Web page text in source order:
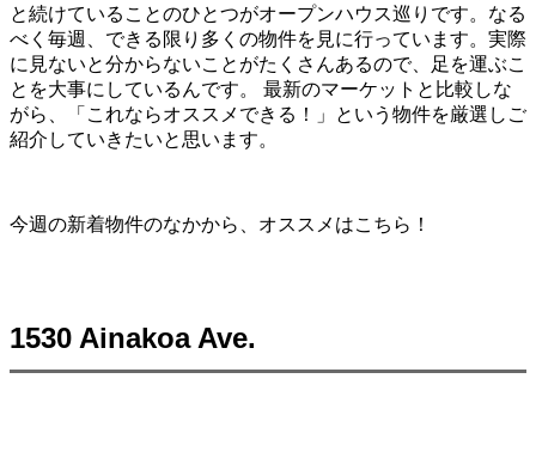
と続けていることのひとつがオープンハウス巡りです。なる
べく毎週、できる限り多くの物件を見に行っています。実際
に見ないと分からないことがたくさんあるので、足を運ぶこ
とを大事にしているんです。 最新のマーケットと比較しな
がら、「これならオススメできる！」という物件を厳選しご
紹介していきたいと思います。
今週の新着物件のなかから、オススメはこちら！
1530 Ainakoa Ave.